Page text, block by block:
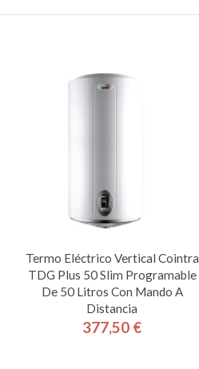
Termo Eléctrico Vertical Cointra
TDG Plus 50 Slim Programable
De 50 Litros Con Mando A
Distancia
Precio
377,50 €